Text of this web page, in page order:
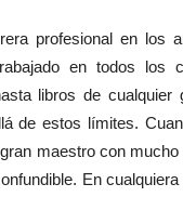
profesional en los
en todos los
libros de cualquier
de estos límites.
maestro con mucho
En